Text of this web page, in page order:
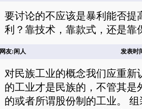
要讨论的不应该是暴利能否提
利？靠技术，靠款式，还是靠
网友:闲人 发表时
对民族工业的概念我们应重
的工业才是民族的，不管其
的或者所谓股份制的工业。